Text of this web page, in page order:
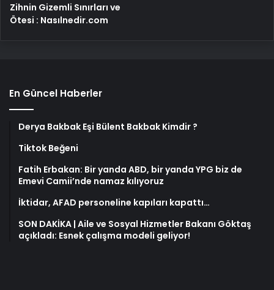
Zihnin Gizemli Sınırları ve
Ötesi : Nasılnedir.com
En Güncel Haberler
Derya Bakbak Eşi Bülent Bakbak Kimdir ?
Tiktok Beğeni
Fatih Erbakan: Bir yanda ABD, bir yanda YPG biz de
Emevi Camii’nde namaz kılıyoruz
İktidar, AFAD personeline kapıları kapattı…
SON DAKİKA | Aile ve Sosyal Hizmetler Bakanı Göktaş
açıkladı: Esnek çalışma modeli geliyor!